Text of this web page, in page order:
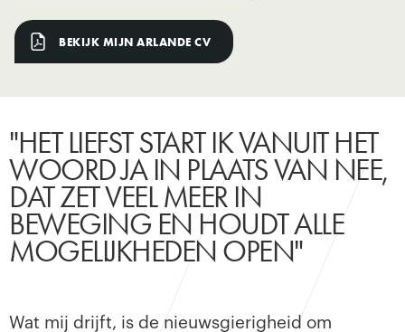
BEKIJK MIJN ARLANDE CV
"HET LIEFST START IK VANUIT HET
WOORD JA IN PLAATS VAN NEE,
DAT ZET VEEL MEER IN
BEWEGING EN HOUDT ALLE
MOGELIJKHEDEN OPEN"
Wat mij drijft, is de nieuwsgierigheid om